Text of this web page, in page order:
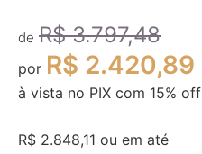
imagens
de R$ 3.797,48
por R$ 2.420,89
à vista no PIX com 15% off
R$ 2.848,11 ou em até